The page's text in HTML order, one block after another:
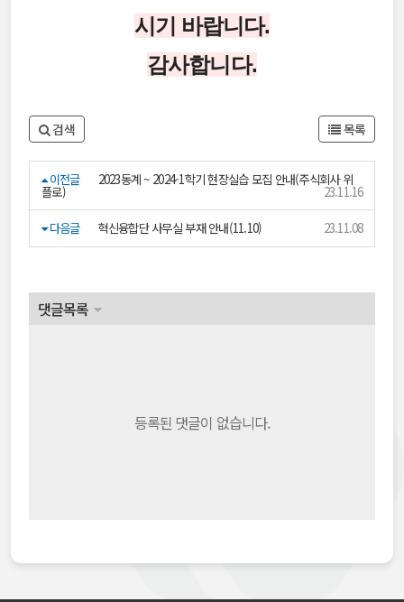
시기 바랍니다.
감사합니다.
검색 목록
이전글 2023동계 ~ 2024-1학기 현장실습 모집 안내(주식회사 위
플로) 23.11.16
다음글 혁신융합단 사무실 부재 안내(11.10) 23.11.08
댓글목록
등록된 댓글이 없습니다.